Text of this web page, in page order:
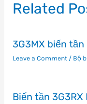
Related
3G3MX biến
Leave a Comment / Bộ
Biến tần